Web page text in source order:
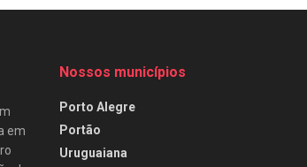
em
Nossos municípios
Porto Alegre
Portão
Uruguaiana